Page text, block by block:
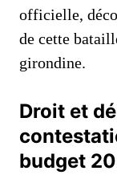
officielle,
de cette
girondine.
Droit et
budget